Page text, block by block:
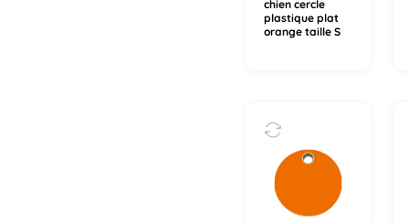
chien cercle
plastique plat
orange taille S